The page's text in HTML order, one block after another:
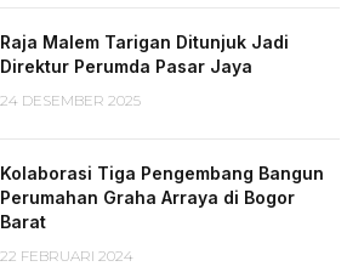
Raja Malem Tarigan Ditunjuk Jadi
Direktur Perumda Pasar Jaya
24 DESEMBER 2025
Kolaborasi Tiga Pengembang Bangun
Perumahan Graha Arraya di Bogor
Barat
22 FEBRUARI 2024